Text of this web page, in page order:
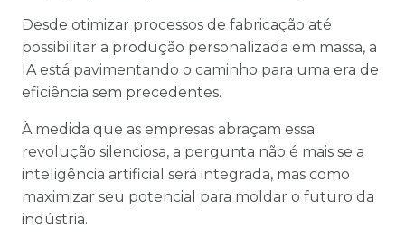
Desde otimizar processos de fabricação até
possibilitar a produção personalizada em massa, a
IA está pavimentando o caminho para uma era de
eficiência sem precedentes.
À medida que as empresas abraçam essa
revolução silenciosa, a pergunta não é mais se a
inteligência artificial será integrada, mas como
maximizar seu potencial para moldar o futuro da
indústria.